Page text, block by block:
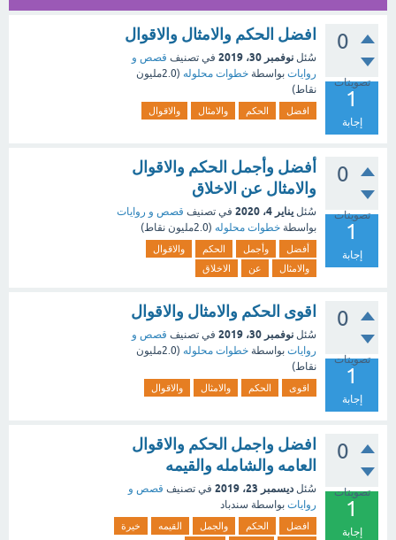
0
تصويتات
1
إجابة
افضل الحكم والامثال والاقوال
سُئل نوفمبر 30، 2019 في تصنيف قصص و
روايات بواسطة خطوات محلوله (2.0مليون
نقاط)
افضل الحكم والامثال والاقوال
0
تصويتات
1
إجابة
أفضل وأجمل الحكم والاقوال
والامثال عن الاخلاق
سُئل يناير 4، 2020 في تصنيف قصص و روايات
بواسطة خطوات محلوله (2.0مليون نقاط)
أفضل وأجمل الحكم
والاقوال
والامثال
عن الاخلاق
0
تصويتات
1
إجابة
اقوى الحكم والامثال والاقوال
سُئل نوفمبر 30، 2019 في تصنيف قصص و
روايات بواسطة خطوات محلوله (2.0مليون
نقاط)
اقوى الحكم والامثال والاقوال
0
تصويتات
1
إجابة
افضل واجمل الحكم والاقوال
العامه والشامله والقيمه
سُئل ديسمبر 23، 2019 في تصنيف قصص و
روايات بواسطة سندباد
افضل الحكم والجمل القيمه خيرة